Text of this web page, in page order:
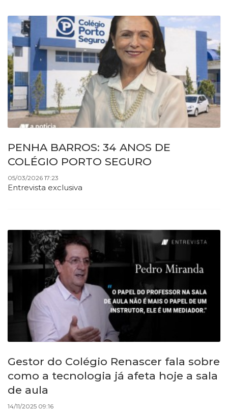
PENHA BARROS: 34 ANOS DE
COLÉGIO PORTO SEGURO
05/03/2026 17:23
Entrevista exclusiva
Gestor do Colégio Renascer fala sobre
como a tecnologia já afeta hoje a sala
de aula
14/11/2025 09:16